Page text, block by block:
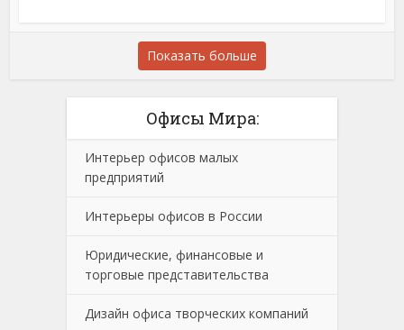
Показать больше
Офисы Мира:
Интерьер офисов малых
предприятий
Интерьеры офисов в России
Юридические, финансовые и
торговые представительства
Дизайн офиса творческих компаний